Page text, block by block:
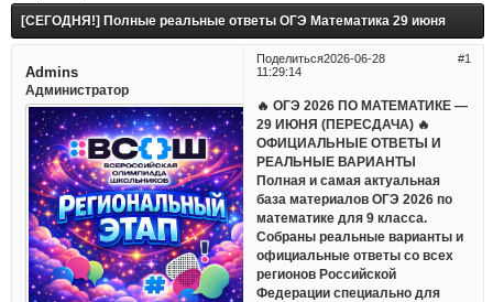
[СЕГОДНЯ!] Полные реальные ответы ОГЭ Математика 29 июня
Поделиться 1
2026-06-28
11:29:14
Admins
Администратор
🔥 ОГЭ 2026 ПО МАТЕМАТИКЕ —
29 ИЮНЯ (ПЕРЕСДАЧА) 🔥
ОФИЦИАЛЬНЫЕ ОТВЕТЫ И
РЕАЛЬНЫЕ ВАРИАНТЫ
Полная и самая актуальная
база материалов ОГЭ 2026 по
математике для 9 класса.
Собраны реальные варианты и
официальные ответы со всех
регионов Российской
Федерации специально для